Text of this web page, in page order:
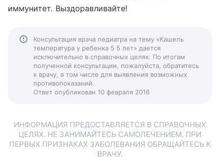
иммунитет. Выздоравливайте!
Консультация врача педиатра на тему «Кашель
температура у ребенка 5 5 лет» дается
исключительно в справочных целях. По итогам
полученной консультации, пожалуйста, обратитесь
к врачу, в том числе для выявления возможных
противопоказаний.
Ответ опубликован 10 февраля 2016
ИНФОРМАЦИЯ ПРЕДОСТАВЛЯЕТСЯ В СПРАВОЧНЫХ
ЦЕЛЯХ. НЕ ЗАНИМАЙТЕСЬ САМОЛЕЧЕНИЕМ. ПРИ
ПЕРВЫХ ПРИЗНАКАХ ЗАБОЛЕВАНИЯ ОБРАЩАЙТЕСЬ К
ВРАЧУ.